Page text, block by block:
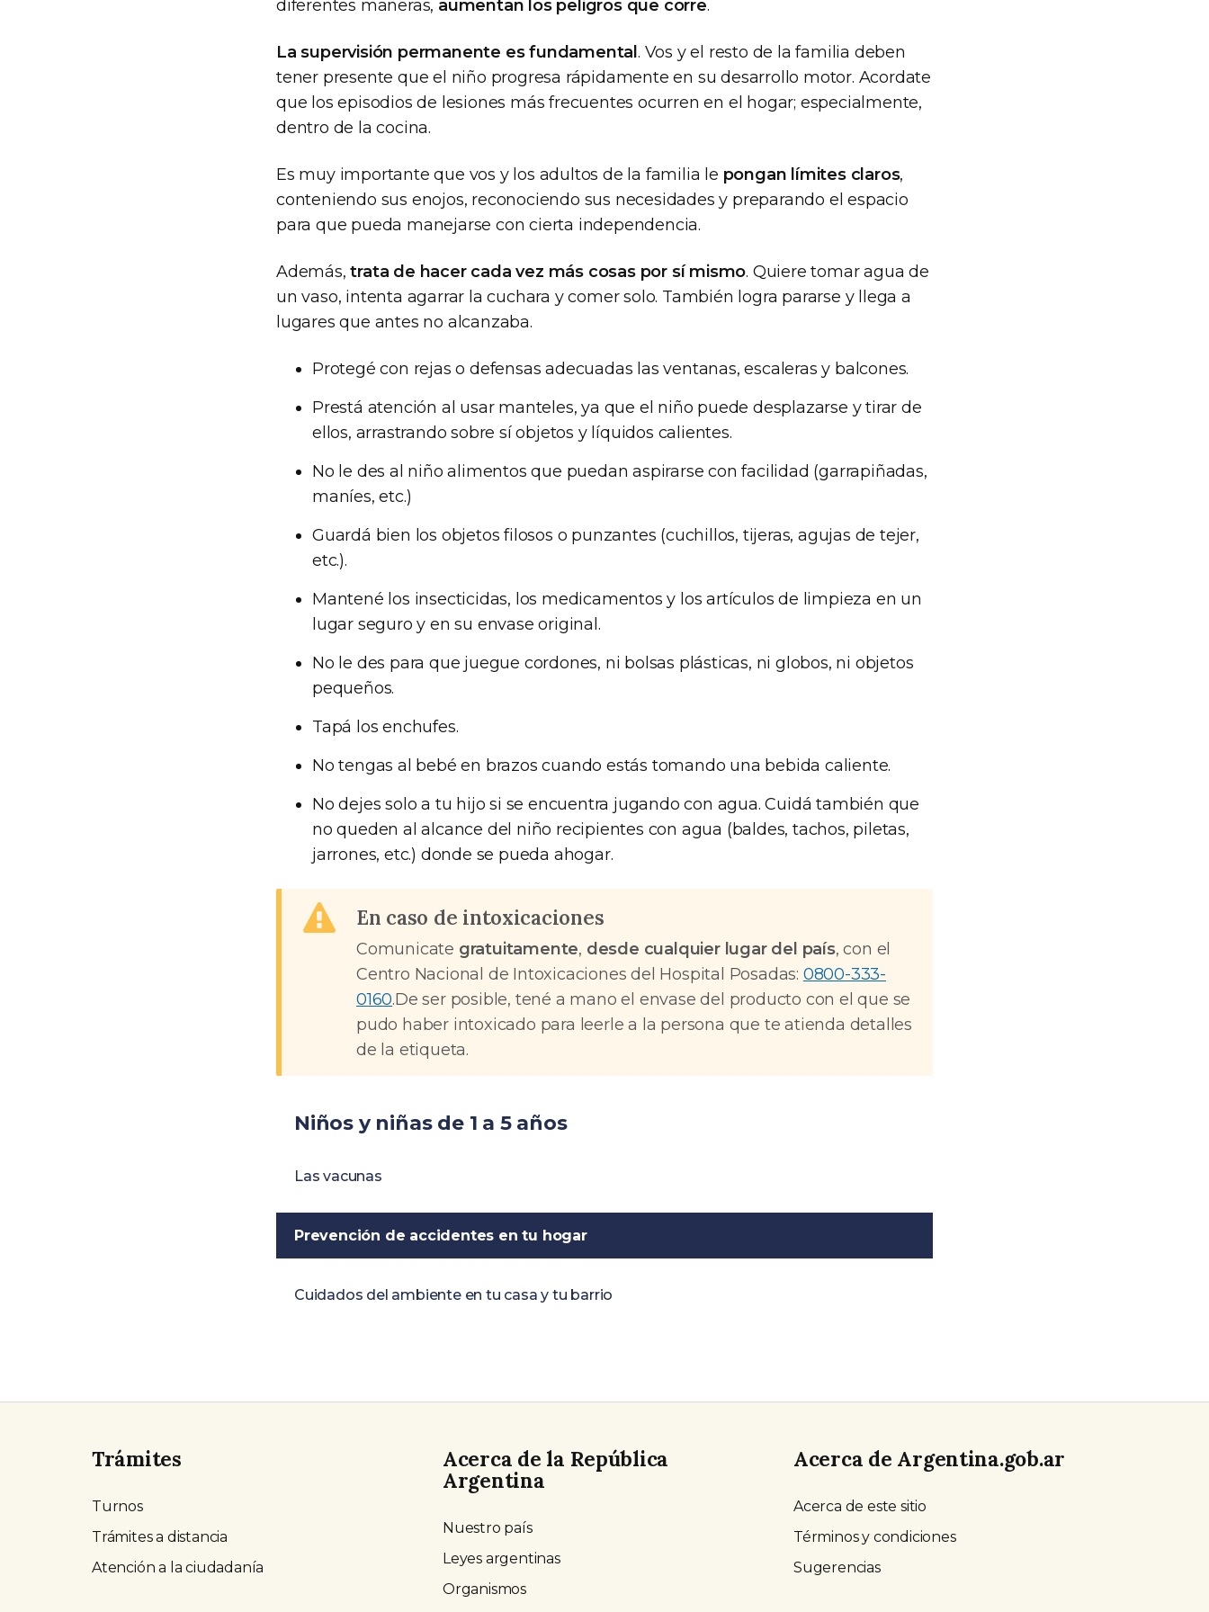
diferentes maneras, aumentan los peligros que corre.
La supervisión permanente es fundamental . Vos y el resto de la familia deben
tener presente que el niño progresa rápidamente en su desarrollo motor. Acordate
que los episodios de lesiones más frecuentes ocurren en el hogar; especialmente,
dentro de la cocina.
Es muy importante que vos y los adultos de la familia le pongan límites claros,
conteniendo sus enojos, reconociendo sus necesidades y preparando el espacio
para que pueda manejarse con cierta independencia.
Además,trata de hacer cada vez más cosas por sí mismo. Quiere tomar agua de
un vaso, intenta agarrar la cuchara y comer solo. También logra pararse y llega a
lugares que antes no alcanzaba.
Protegé con rejas o defensas adecuadas las ventanas, escaleras y balcones.
Prestá atención al usar manteles, ya que el niño puede desplazarse y tirar de
ellos, arrastrando sobre sí objetos y líquidos calientes.
No le des al niño alimentos que puedan aspirarse con facilidad (garrapiñadas,
maníes, etc.)
Guardá bien los objetos filosos o punzantes (cuchillos, tijeras, agujas de tejer,
etc.).
Mantené los insecticidas, los medicamentos y los artículos de limpieza en un
lugar seguro y en su envase original.
No le des para que juegue cordones, ni bolsas plásticas, ni globos, ni objetos
pequeños.
Tapá los enchufes.
No tengas al bebé en brazos cuando estás tomando una bebida caliente.
No dejes solo a tu hijo si se encuentra jugando con agua. Cuidá también que
no queden al alcance del niño recipientes con agua (baldes, tachos, piletas,
jarrones, etc.) donde se pueda ahogar.
En caso de intoxicaciones
Comunicate gratuitamente, desde cualquier lugar del país, con el
Centro Nacional de Intoxicaciones del Hospital Posadas: 0800-333-
0160.De ser posible, tené a mano el envase del producto con el que se
pudo haber intoxicado para leerle a la persona que te atienda detalles
de la etiqueta.
Niños y niñas de 1 a 5 años
Las vacunas
Prevención de accidentes en tu hogar
Cuidados del ambiente en tu casa y tu barrio
Trámites
Turnos
Trámites a distancia
Atención a la ciudadanía
Acerca de la República
Argentina
Nuestro país
Leyes argentinas
Organismos
Acerca de Argentina.gob.ar
Acerca de este sitio
Términos y condiciones
Sugerencias